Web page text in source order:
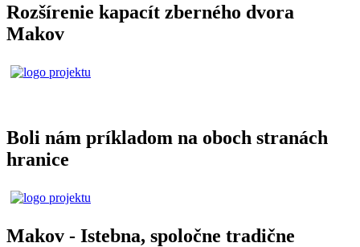
Rozšírenie kapacít zberného dvora
Makov
Boli nám príkladom na oboch stranách
hranice
Makov - Istebna, spoločne tradične